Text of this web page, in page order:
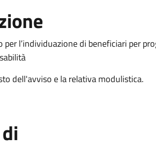
per l’individuazione di beneficiari per
dell'avviso e la relativa modulistica.